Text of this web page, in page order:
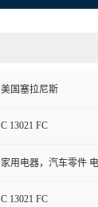
美国塞拉尼斯
C 13021 FC
家用电器，汽车零件
C 13021 FC